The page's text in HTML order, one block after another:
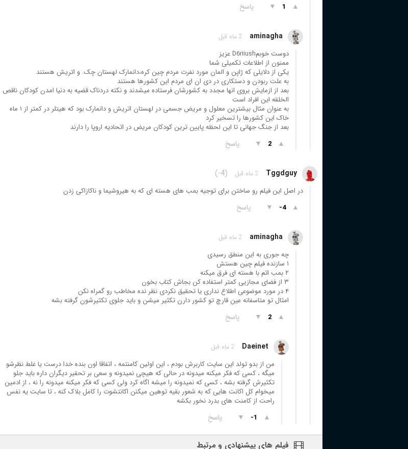
▲
1
▼ پاسخ
aminagha 2 ماه قبل
دوست خوبمD6riiush عزیز
ممنون از اطلاعات تکمیلی شما
یکی از دلایلی که ژاپن و المان مورد نفرت مردم چین کره،دانمارک لهستان چک. و اتریش هستند
به علت ربودن و دستکاری در دی ان ای مردم این کشورها هستند
بعد از ازمایش بروی انها مجدد به کشورشان فرستاده میشدند و نکته دردناک قضیه به دنیا امدن کودکان ناقص
الخلقه این افراد است
به عنوان مثال بیشترین معلول و مریض جسمی در لهستان اتریش و دانمارک بود که هیتلر در کمتر از ۱ ماه
خاک این کشورها را تسخیر کرد
بعد از جنگ جهانی تا این لحظه پایین ترین کودکان مریض در اتحادیه اروپا را دارند
▲
2
▼ پاسخ
Tggdguy 2 ماه قبل (-4)
در اصل این فیلم رو ساختن برای توجیه بمب های هسته ای که به هیروشیما و ناکازاکی زدن
▲
-4
▼ پاسخ
aminagha 2 ماه قبل
چه جوری به این منطق رسیدی
۱ سازنده فیلم چین هستش
۲ بمب اتم با هسته ای فرق میکنه
۳ از فضای مجازیی کمتر استفاده کن بجاش کتاب بخون
۴ در مورد موضوعی اطلاع نداری یا تحقیق نکردی نظر نده مخاطب رو گمراه نکن
امثال تو متاسفانه عین قارچ تو کشور دارن تکثیر میشن و باید جلوی تکثیرشون گرفته بشه
▲
2
▼ پاسخ
Daeinet 2 ماه قبل
من از بدو تولد این سایت کاربرش بودم ، این اولین کامنتمه ، اتفاقا اون بنده خدا درست یا غلط نظرشو
میگه ، کسی که فکر میکنه میدونه در حالی که هیچی نمیدونه و سعی بر تحقیر دیگران داره باید جلو
تکثیرش گرفته بشه ، کسی که نمیدونه را میشه اگاه کرد ولی کسی که فکر میکنه میدونه را نه ، از ادمین
میخوام کل اکانت هایی که به شعور بقیه توهین میکنن اکانتشوت را کامل بلاک کنه ، تا سایت یه نفس
راحت از کامنت های بدرد نخور بکشه
▲
-1
▼ پاسخ
فیلم های پیشنهادی و مرتبط